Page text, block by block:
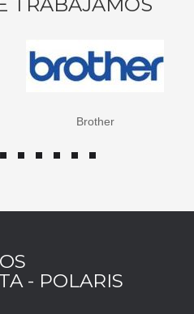
Brother
- POLARIS